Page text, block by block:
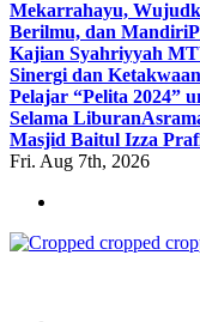
Mekarrahayu,
Berilmu, dan Mandiri
Kajian Syahriyyah
Sinergi dan Ketakwaan
Pelajar “Pelita 2024”
Selama Liburan
Masjid Baitul Izza
Fri. Aug 7th, 2026